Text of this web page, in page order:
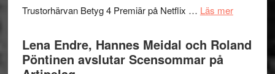
–
Delvis
bortom
Trustorhärvan Betyg 4 Premiär på Netflix … Läs merom
–
Lena Endre, Hannes Meidal och Roland
Pöntinen avslutar Scensommar på